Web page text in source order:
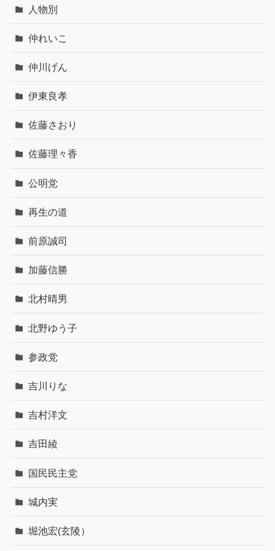
人物別
仲れいこ
仲川げん
伊東良孝
佐藤さおり
佐藤理々香
公明党
再生の道
前原誠司
加藤信勝
北村晴男
北野ゆう子
参政党
吉川りな
吉村洋文
吉田綾
国民民主党
城内実
堀池宏(玄陵）